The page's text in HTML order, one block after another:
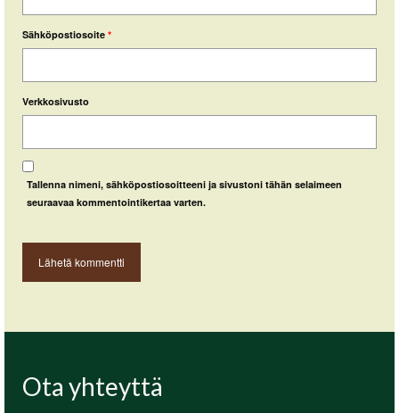
Sähköpostiosoite *
Verkkosivusto
Tallenna nimeni, sähköpostiosoitteeni ja sivustoni tähän selaimeen
seuraavaa kommentointikertaa varten.
Ota yhteyttä